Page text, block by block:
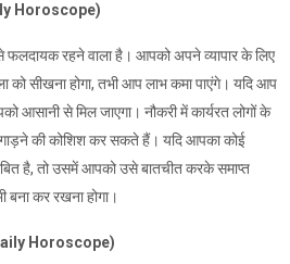
Horoscope)
रहने वाला है। आपको अपने व्यापार के लिए
को सीखना होगा, तभी आप लाभ कमा पाएंगे। यदि आप
आसानी से मिल जाएगा। नौकरी में कार्यरत लोगों के
की कोशिश कर सकते हैं। यदि आपका कोई
है, तो उसमें आपको उसे बातचीत करके समाप्त
बना कर रखना होगा।
Horoscope)